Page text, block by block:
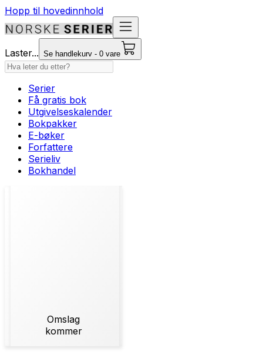
Hopp til hovedinnhold
Laster... Se handlekurv - 0 vare
Serier
Få gratis bok
Utgivelseskalender
Bokpakker
E-bøker
Forfattere
Serieliv
Bokhandel
Omslag
kommer